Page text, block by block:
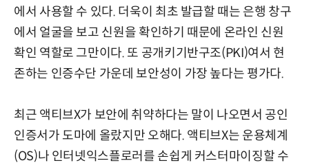
에서 사용할 수 있다. 더욱이 최초 발급할 때는 은행 창구
에서 얼굴을 보고 신원을 확인하기 때문에 온라인 신원
확인 역할로 그만이다. 또 공개키기반구조(PKI)여서 현
존하는 인증수단 가운데 보안성이 가장 높다는 평가다.
최근 액티브X가 보안에 취약하다는 말이 나오면서 공인
인증서가 도마에 올랐지만 오해다. 액티브X는 운용체계
(OS)나 인터넷익스플로러를 손쉽게 커스터마이징할 수